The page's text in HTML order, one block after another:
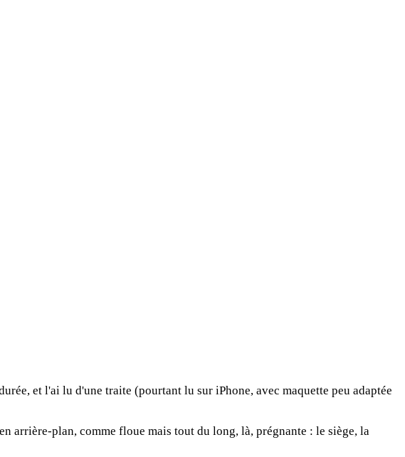
et l'ai lu d'une traite (pourtant lu sur iPhone, avec maquette peu adaptée
arrière-plan, comme floue mais tout du long, là, prégnante : le siège, la